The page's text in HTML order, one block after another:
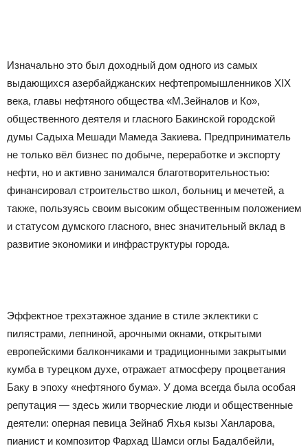
Изначально это был доходный дом одного из самых
выдающихся азербайджанских нефтепромышленников XIX
века, главы нефтяного общества «М.Зейналов и Ко»,
общественного деятеля и гласного Бакинской городской
думы Садыха Мешади Мамеда Закиева. Предприниматель
не только вёл бизнес по добыче, переработке и экспорту
нефти, но и активно занимался благотворительностью:
финансировал строительство школ, больниц и мечетей, а
также, пользуясь своим высоким общественным положением
и статусом думского гласного, внес значительный вклад в
развитие экономики и инфраструктуры города.
Эффектное трехэтажное здание в стиле эклектики с
пилястрами, лепниной, арочными окнами, открытыми
европейскими балкончиками и традиционными закрытыми
кумба в турецком духе, отражает атмосферу процветания
Баку в эпоху «нефтяного бума». У дома всегда была особая
репутация — здесь жили творческие люди и общественные
деятели: оперная певица Зейнаб Яхья кызы Ханларова,
пианист и композитор Фархад Шамси оглы Бадалбейли,